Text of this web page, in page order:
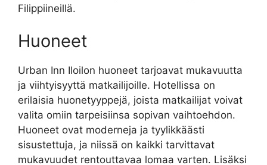
Filippiineillä.
Huoneet
Urban Inn Iloilon huoneet tarjoavat mukavuutta
ja viihtyisyyttä matkailijoille. Hotellissa on
erilaisia huonetyyppejä, joista matkailijat voivat
valita omiin tarpeisiinsa sopivan vaihtoehdon.
Huoneet ovat moderneja ja tyylikkäästi
sisustettuja, ja niissä on kaikki tarvittavat
mukavuudet rentouttavaa lomaa varten. Lisäksi